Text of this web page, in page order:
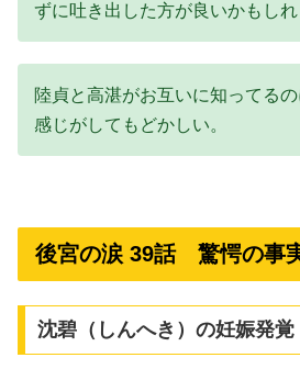
ずに吐き出した方が良いかもしれ
陸貞と高湛がお互いに知ってる
感じがしてもどかしい。
後宮の涙 39話 驚愕の事
沈碧（しんへき）の妊娠発覚